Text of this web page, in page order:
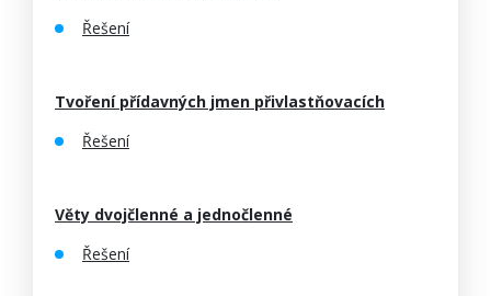
Řešení
Tvoření přídavných jmen přivlastňovacích
Řešení
Věty dvojčlenné a jednočlenné
Řešení